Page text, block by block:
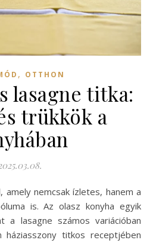
, OTTHON
lasagne titka:
trükkök a
is. Az olasz konyha egyik
a lasagne számos variációban
háziasszony titkos receptjében